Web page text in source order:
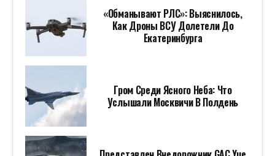
«Обманывают РЛС»: Выяснилось,
Как Дроны ВСУ Долетели До
Екатеринбурга
Гром Среди Ясного Неба: Что
Услышали Москвичи В Полдень